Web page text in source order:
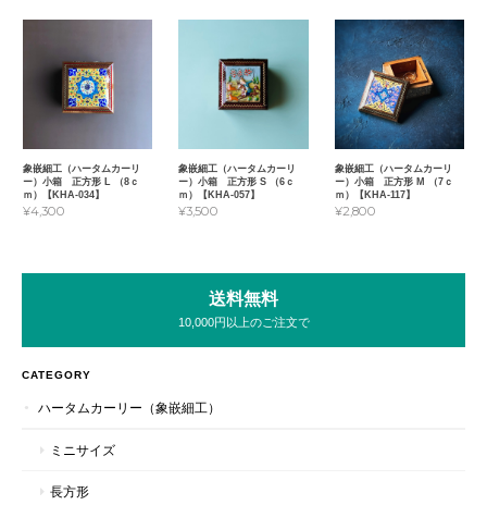
象嵌細工（ハータムカーリ
ー）小箱 正方形 L （8ｃ
ｍ）【KHA-034】
¥4,300
象嵌細工（ハータムカーリ
ー）小箱 正方形 S （6ｃ
ｍ）【KHA-057】
¥3,500
象嵌細工（ハータムカーリ
ー）小箱 正方形 M （7ｃ
ｍ）【KHA-117】
¥2,800
送料無料
10,000円以上のご注文で
CATEGORY
ハータムカーリー（象嵌細工）
ミニサイズ
長方形